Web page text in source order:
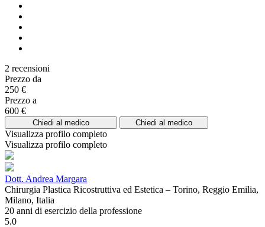
2 recensioni
Prezzo da
250 €
Prezzo a
600 €
Chiedi al medico Chiedi al medico
Visualizza profilo completo
Visualizza profilo completo
Dott. Andrea Margara
Chirurgia Plastica Ricostruttiva ed Estetica – Torino, Reggio Emilia,
Milano, Italia
20 anni di esercizio della professione
5.0